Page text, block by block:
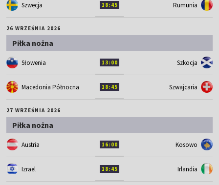
Szwecja 18:45 Rumunia
26 WRZEŚNIA 2026
Piłka nożna
Słowenia 13:00 Szkocja
Macedonia Północna 18:45 Szwajcaria
27 WRZEŚNIA 2026
Piłka nożna
Austria 16:00 Kosowo
Izrael 18:45 Irlandia